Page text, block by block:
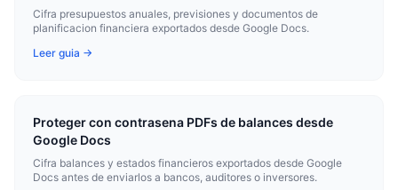
Cifra presupuestos anuales, previsiones y documentos de
planificacion financiera exportados desde Google Docs.
Leer guia →
Proteger con contrasena PDFs de balances desde
Google Docs
Cifra balances y estados financieros exportados desde Google
Docs antes de enviarlos a bancos, auditores o inversores.